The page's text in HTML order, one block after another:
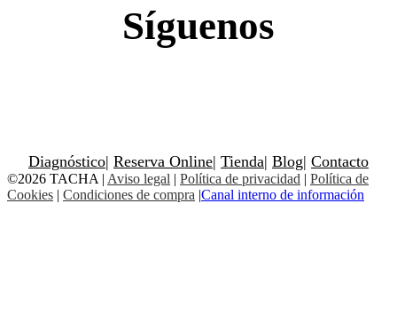
Síguenos
Diagnóstico| Reserva Online| Tienda| Blog| Contacto
©2026 TACHA | Aviso legal | Política de privacidad | Política de
Cookies | Condiciones de compra |Canal interno de información